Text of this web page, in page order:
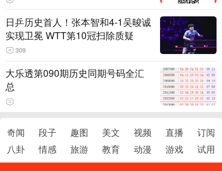
日乒历史首人！张本智和4-1吴晙诚
实现卫冕 WTT第10冠扫除质疑
309
大乐透第090期历史同期号码全汇
总
奇闻 段子 趣图 美文 视频 直播
订阅
八卦
情感 旅游 教育 动漫 游戏 试用